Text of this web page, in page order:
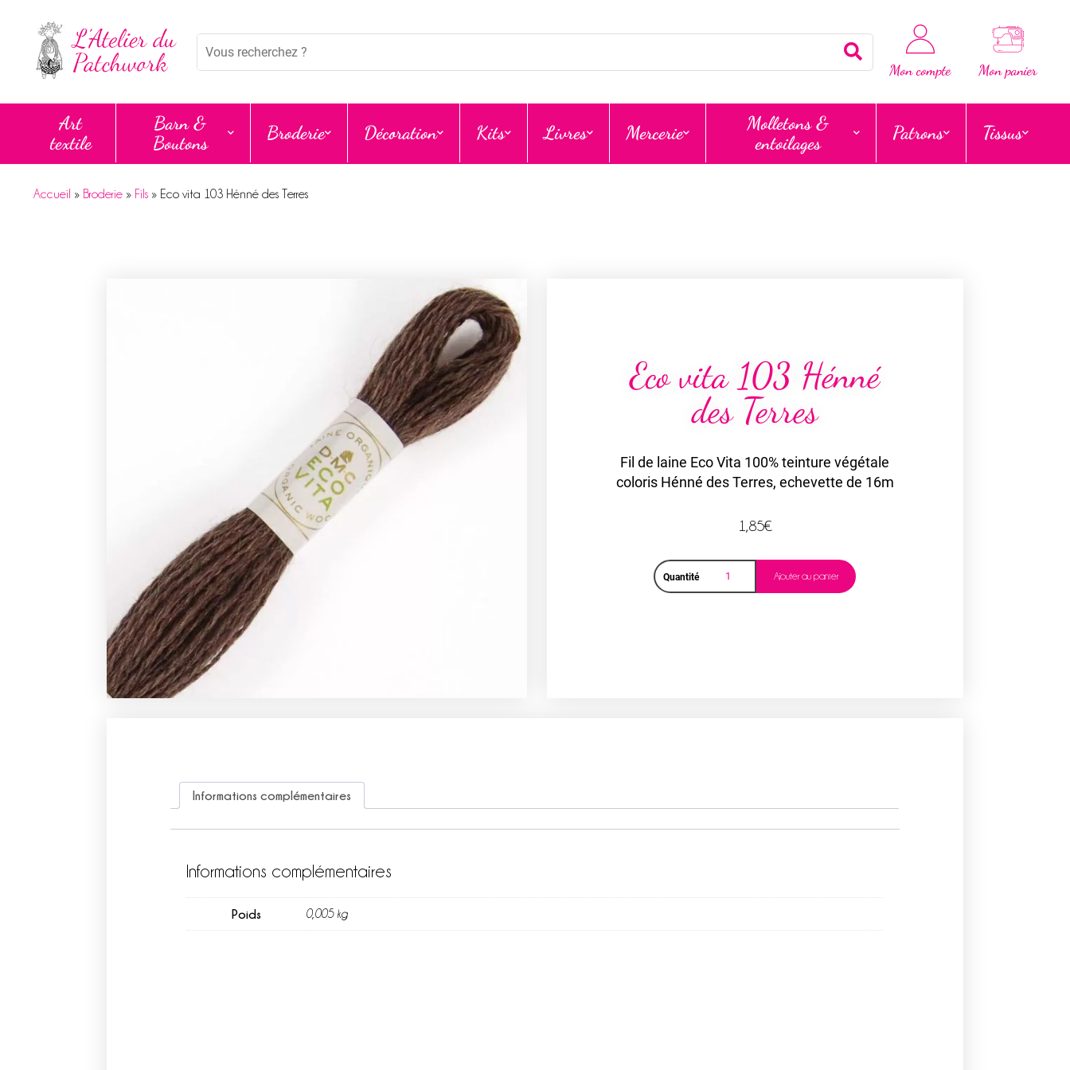
Mots
Rechercher
Mon compte Mon panier
Art
textile
Barn &
Boutons
Broderie Décoration Kits Livres Mercerie
Molletons &
entoilages
Patrons Tissus
Accueil » Broderie » Fils » Eco vita 103 Hénné des Terres
Eco vita 103 Hénné
des Terres
Fil de laine Eco Vita 100% teinture végétale
coloris Hénné des Terres, echevette de 16m
1,85€
Quantité Ajouter au panier
Informations complémentaires
Informations complémentaires
Poids 0,005 kg